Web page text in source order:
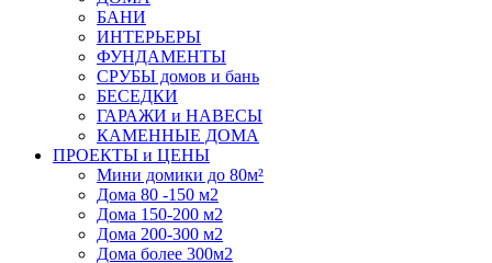
БАНИ
ИНТЕРЬЕРЫ
ФУНДАМЕНТЫ
СРУБЫ домов и бань
БЕСЕДКИ
ГАРАЖИ и НАВЕСЫ
КАМЕННЫЕ ДОМА
ПРОЕКТЫ и ЦЕНЫ
Мини домики до 80м²
Дома 80 -150 м2
Дома 150-200 м2
Дома 200-300 м2
Дома более 300м2